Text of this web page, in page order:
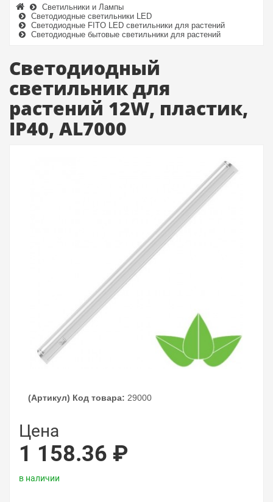
Светильники и Лампы
Светодиодные светильники LED
Светодиодные FITO LED светильники для растений
Светодиодные бытовые светильники для растений
Светодиодный
светильник для
растений 12W, пластик,
IP40, AL7000
(Артикул) Код товара: 29000
Цена
1 158.36 ₽
в наличии